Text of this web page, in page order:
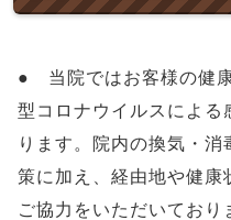
● 当院ではお客様の健
型コロナウイルスによる
ります。院内の換気・
策に加え、経由地や健康
ご協力をいただいており